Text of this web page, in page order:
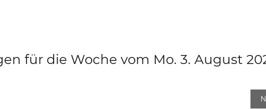
für die Woche vom Mo. 3. August